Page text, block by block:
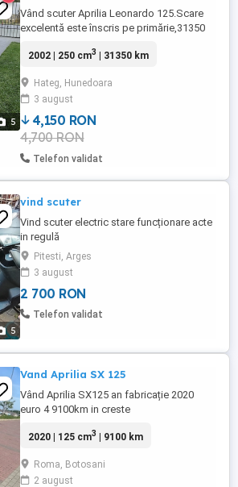
5
Vând scuter Aprilia Leonardo 125.Scare
excelentă este înscris pe primărie,31350
detalii la telefon!
2002 | 250 cm3 | 31350 km
Hateg, Hunedoara
3 august
4,150 RON
4,700 RON
Telefon validat
5
vind scuter
Vind scuter electric stare funcționare acte
in regulă
Pitesti, Arges
3 august
2 700 RON
Telefon validat
Vand Aprilia SX 125
Vând Aprilia SX125 an fabricație 2020
euro 4 9100km in creste
2020 | 125 cm3 | 9100 km
Roma, Botosani
2 august